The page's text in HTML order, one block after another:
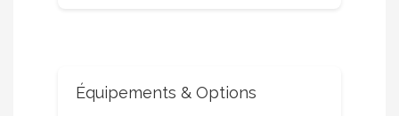
Équipements & Options